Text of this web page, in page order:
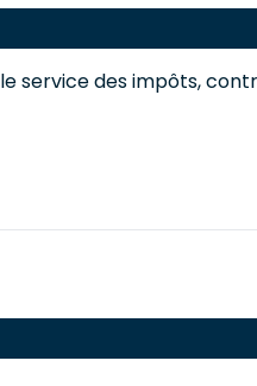
service des impôts,